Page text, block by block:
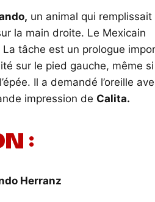
un animal qui remplissait
la main droite. Le Mexicain
tâche est un prologue
sur le pied gauche, même si
Il a demandé l’oreille
impression de Calita.
:
Herranz